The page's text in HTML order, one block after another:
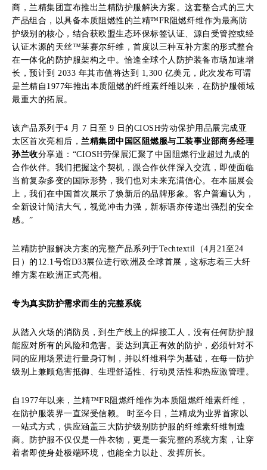
商，兰精集团宣布推出兰精防护服解决方案。这套整合式的三大
产品组合，以具备本质阻燃性的兰精™FR阻燃纤维作为最高防
护级别的核心，结合获欧盟生态环保标签认证、源自受管控或经
认证木源的天丝™莱赛尔纤维，首度以三种互补方案的形式整合
在一体化的防护服架构之中。恰逢全球个人防护装备市场加速增
长，预计到 2033 年其市值将达到 1,300 亿美元，此次发布可谓
是兰精自1977年推出本质阻燃的纤维素纤维以来，在防护服领域
最重大的拓展。
该产品系列于4 月 7 日至 9 日的CIOSH劳动保护用品展完成亚
太区首次亮相后， 兰精集团中国区阻燃服与工装事业部商务经理
孙兰收分享道：“CIOSH劳保展汇聚了中国阻燃行业超过九成的
合作伙伴。我们把握这个契机，跟合作伙伴深入交流，即使面临
当前复杂多变的国际形势，我们也对未来充满信心。在本届展会
上，我们在中国首次展示了焕新后的品牌形象。客户普遍认为，
全新设计简洁大气，视觉冲击力强，新标语亦传递出强烈的安全
感。”
兰精防护服解决方案的完整产品系列于Techtextil（4月21至24
日）的12.1号馆D33展位进行欧洲及全球首展，这标志着三大纤
维方案在欧洲正式亮相。
专为真实防护需求而生的完整系统
从踏入火场的消防员，到生产线上的焊接工人，没有任何防护服
能应对所有的风险和危害。要达到真正有效的防护，必须针对不
同的应用场景进行量身订制，并以纤维科学为基础，在每一防护
级别上兼顾危害抵御、生理舒适性、行动灵活性和热应激管理。
自1977年以来，兰精™FR阻燃纤维作为本质阻燃纤维素纤维，
在防护服装界一直深受信赖。 时至今日，兰精成为业界首家以
一站式方式，供应涵盖三大防护级别防护服的纤维素纤维制造
商。防护服不仅仅是一件衣物，更是一套完整的系统方案，让穿
着者即使身处极端环境，也能全力以赴、发挥所长。